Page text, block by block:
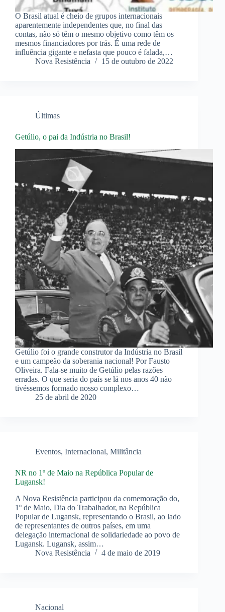
O Brasil atual é cheio de grupos internacionais
aparentemente independentes que, no final das
contas, não só têm o mesmo objetivo como têm os
mesmos financiadores por trás. É uma rede de
influência gigante e nefasta que pouco é falada,…
Nova Resistência
15 de outubro de 2022
Últimas
Getúlio, o pai da Indústria no Brasil!
Getúlio foi o grande construtor da Indústria no Brasil
e um campeão da soberania nacional! Por Fausto
Oliveira. Fala-se muito de Getúlio pelas razões
erradas. O que seria do país se lá nos anos 40 não
tivéssemos formado nosso complexo…
25 de abril de 2020
Eventos, Internacional, Militância
NR no 1º de Maio na República Popular de
Lugansk!
A Nova Resistência participou da comemoração do,
1º de Maio, Dia do Trabalhador, na República
Popular de Lugansk, representando o Brasil, ao lado
de representantes de outros países, em uma
delegação internacional de solidariedade ao povo de
Lugansk. Lugansk, assim…
Nova Resistência
4 de maio de 2019
Nacional